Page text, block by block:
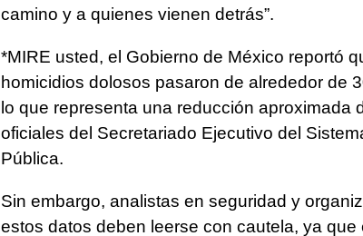
camino y a quienes vienen detrás”.
*MIRE usted, el Gobierno de México reportó
homicidios dolosos pasaron de alrededor de
lo que representa una reducción aproximada
oficiales del Secretariado Ejecutivo del
Pública.
Sin embargo, analistas en seguridad y
estos datos deben leerse con cautela, ya